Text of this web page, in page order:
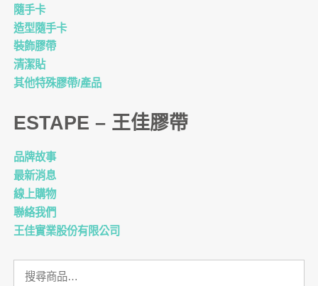
隨手卡
造型隨手卡
裝飾膠帶
清潔貼
其他特殊膠帶/產品
ESTAPE – 王佳膠帶
品牌故事
最新消息
線上購物
聯絡我們
王佳實業股份有限公司